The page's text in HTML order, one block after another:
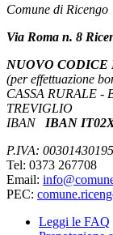
Comune di Ricengo
Via Roma n. 8
NUOVO
(per effettuazione
CASSA RURALE -
TREVIGLIO
IBAN
IBAN
P.IVA: 00301430195
Tel: 0373 267708
Email:
PEC:
Leggi le FAQ